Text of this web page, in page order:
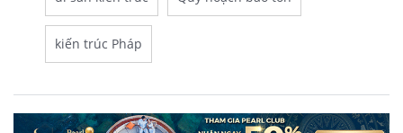
kiến trúc Pháp